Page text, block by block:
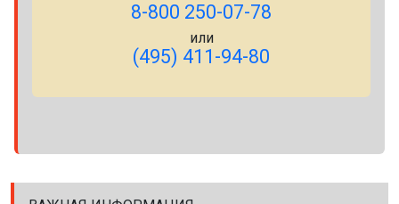
8-800 250-07-78
или
(495) 411-94-80